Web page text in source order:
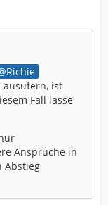
Richie
ausufern, ist
Fall lasse
Ansprüche in
Abstieg